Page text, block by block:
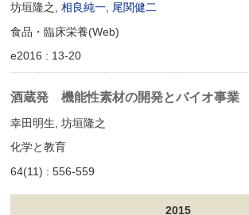
坊垣隆之,相良純一 尾関健二
食品・臨床栄養(Web)
e2016 : 13-20
酒蔵発 機能性素材の開発とバイオ事業
幸田明生, 坊垣隆之
化学と教育
64(11) : 556-559
2015